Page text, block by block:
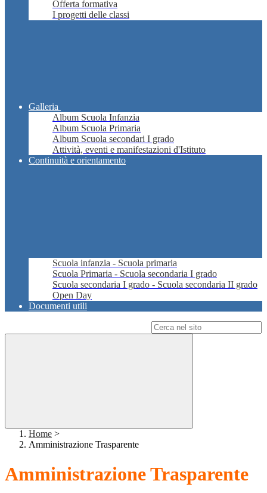
Offerta formativa
I progetti delle classi
Galleria
Album Scuola Infanzia
Album Scuola Primaria
Album Scuola secondari I grado
Attività, eventi e manifestazioni d'Istituto
Continuità e orientamento
Scuola infanzia - Scuola primaria
Scuola Primaria - Scuola secondaria I grado
Scuola secondaria I grado - Scuola secondaria II grado
Open Day
Documenti utili
Home >
Amministrazione Trasparente
Amministrazione Trasparente